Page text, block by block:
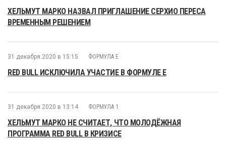
ХЕЛЬМУТ МАРКО НАЗВАЛ ПРИГЛАШЕНИЕ СЕРХИО ПЕРЕСА
ВРЕМЕННЫМ РЕШЕНИЕМ
31 декабря 2020 в 15:15 ФОРМУЛА E
RED BULL ИСКЛЮЧИЛА УЧАСТИЕ В ФОРМУЛЕ E
31 декабря 2020 в 13:14 ФОРМУЛА 1
ХЕЛЬМУТ МАРКО НЕ СЧИТАЕТ, ЧТО МОЛОДЁЖНАЯ
ПРОГРАММА RED BULL В КРИЗИСЕ